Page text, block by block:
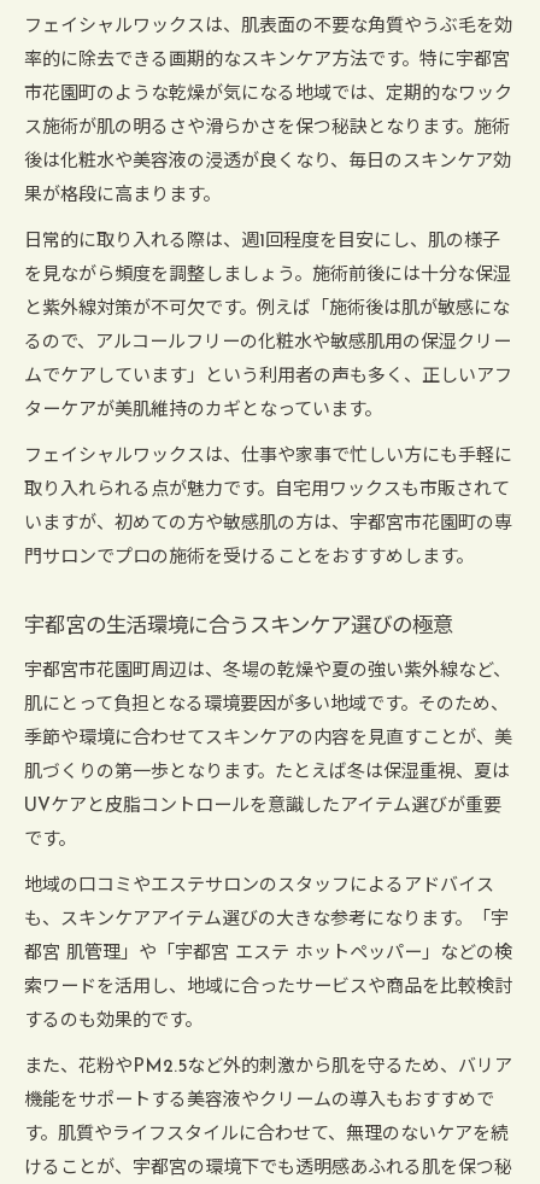
フェイシャルワックスは、肌表面の不要な角質やうぶ毛を効
率的に除去できる画期的なスキンケア方法です。特に宇都宮
市花園町のような乾燥が気になる地域では、定期的なワック
ス施術が肌の明るさや滑らかさを保つ秘訣となります。施術
後は化粧水や美容液の浸透が良くなり、毎日のスキンケア効
果が格段に高まります。
日常的に取り入れる際は、週1回程度を目安にし、肌の様子
を見ながら頻度を調整しましょう。施術前後には十分な保湿
と紫外線対策が不可欠です。例えば「施術後は肌が敏感にな
るので、アルコールフリーの化粧水や敏感肌用の保湿クリー
ムでケアしています」という利用者の声も多く、正しいアフ
ターケアが美肌維持のカギとなっています。
フェイシャルワックスは、仕事や家事で忙しい方にも手軽に
取り入れられる点が魅力です。自宅用ワックスも市販されて
いますが、初めての方や敏感肌の方は、宇都宮市花園町の専
門サロンでプロの施術を受けることをおすすめします。
宇都宮の生活環境に合うスキンケア選びの極意
宇都宮市花園町周辺は、冬場の乾燥や夏の強い紫外線など、
肌にとって負担となる環境要因が多い地域です。そのため、
季節や環境に合わせてスキンケアの内容を見直すことが、美
肌づくりの第一歩となります。たとえば冬は保湿重視、夏は
UVケアと皮脂コントロールを意識したアイテム選びが重要
です。
地域の口コミやエステサロンのスタッフによるアドバイス
も、スキンケアアイテム選びの大きな参考になります。「宇
都宮 肌管理」や「宇都宮 エステ ホットペッパー」などの検
索ワードを活用し、地域に合ったサービスや商品を比較検討
するのも効果的です。
また、花粉やPM2.5など外的刺激から肌を守るため、バリア
機能をサポートする美容液やクリームの導入もおすすめで
す。肌質やライフスタイルに合わせて、無理のないケアを続
けることが、宇都宮の環境下でも透明感あふれる肌を保つ秘